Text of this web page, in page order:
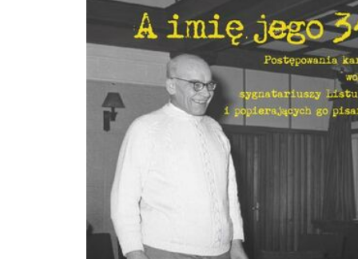
literaturze przedmiotu. z recenzji prof. dr hab. Krystyny Romaniszyn